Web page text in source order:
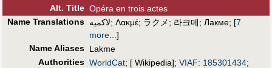
Alt. Title Opéra en trois actes
Name Translations لاكميه; Λακμέ; ラクメ; 라크메; Лакме; [7
more... ]
Name Aliases Lakme
Authorities WorldCat; [ Wikipedia]; VIAF: 185301434;